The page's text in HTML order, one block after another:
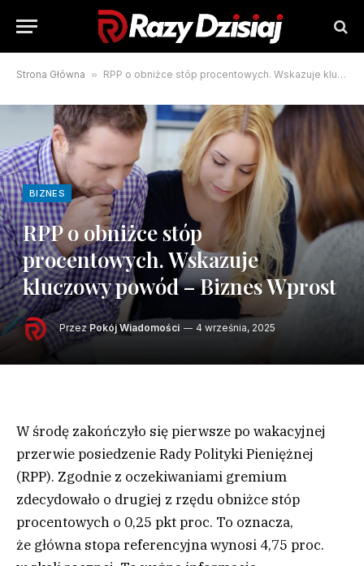
Strona Główna » RPP o obniżce stóp procentowych. Wskazuje kluczowy powód – Biznes Wprost
BIZNES
RPP o obniżce stóp
procentowych. Wskazuje
kluczowy powód – Biznes Wprost
Przez Pokój Wiadomości 4 września, 2025
W środę zakończyło się pierwsze po wakacyjnej
przerwie posiedzenie Rady Polityki Pieniężnej
(RPP). Zgodnie z oczekiwaniami gremium
zdecydowało o drugiej z rzędu obniżce stóp
procentowych o 0,25 pkt proc. To oznacza,
że główna stopa referencyjna wynosi 4,75 proc.